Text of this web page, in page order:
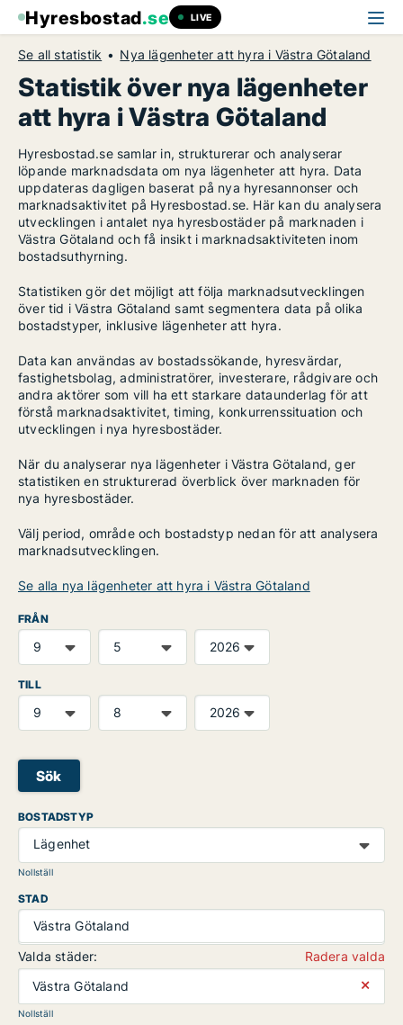
Hyresbostad.se LIVE
Se all statistik Nya lägenheter att hyra i Västra Götaland
Statistik över nya lägenheter
att hyra i Västra Götaland
Hyresbostad.se samlar in, strukturerar och analyserar
löpande marknadsdata om nya lägenheter att hyra. Data
uppdateras dagligen baserat på nya hyresannonser och
marknadsaktivitet på Hyresbostad.se. Här kan du analysera
utvecklingen i antalet nya hyresbostäder på marknaden i
Västra Götaland och få insikt i marknadsaktiviteten inom
bostadsuthyrning.
Statistiken gör det möjligt att följa marknadsutvecklingen
över tid i Västra Götaland samt segmentera data på olika
bostadstyper, inklusive lägenheter att hyra.
Data kan användas av bostadssökande, hyresvärdar,
fastighetsbolag, administratörer, investerare, rådgivare och
andra aktörer som vill ha ett starkare dataunderlag för att
förstå marknadsaktivitet, timing, konkurrenssituation och
utvecklingen i nya hyresbostäder.
När du analyserar nya lägenheter i Västra Götaland, ger
statistiken en strukturerad överblick över marknaden för
nya hyresbostäder.
Välj period, område och bostadstyp nedan för att analysera
marknadsutvecklingen.
Se alla nya lägenheter att hyra i Västra Götaland
FRÅN
TILL
Sök
BOSTADSTYP
Lägenhet
Nollställ
STAD
Västra Götaland
Valda städer:
Radera valda
Västra Götaland
⨯
Nollställ